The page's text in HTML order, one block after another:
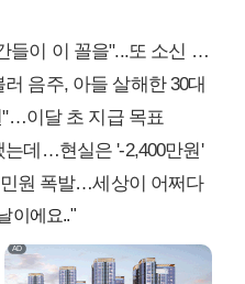
이 꼴을"...또 소신 발언
음주, 아들 살해한 30대
"…이달 초 지급 목표
는데…현실은 '-2,400만원'
원 폭발…세상이 어쩌다
이에요.."